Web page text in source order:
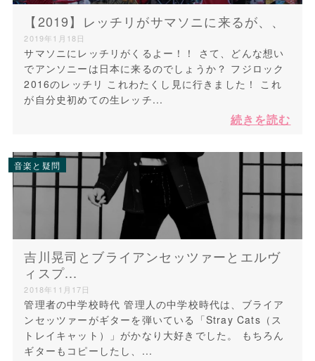
【2019】レッチリがサマソニに来るが、、
2019年1月18日
サマソニにレッチリがくるよー！！ さて、どんな想い
でアンソニーは日本に来るのでしょうか？ フジロック
2016のレッチリ これわたくし見に行きました！ これ
が自分史初めての生レッチ...
続きを読む
音楽と疑問
吉川晃司とブライアンセッツァーとエルヴ
ィスプ...
2018年11月17日
管理者の中学校時代 管理人の中学校時代は、ブライア
ンセッツァーがギターを弾いている「Stray Cats（ス
トレイキャット）」がかなり大好きでした。 もちろん
ギターもコピーしたし、...